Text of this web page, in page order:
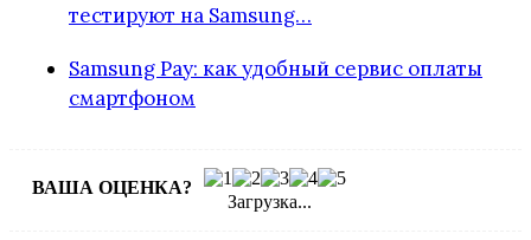
тестируют на Samsung…
Samsung Pay: как удобный сервис оплаты
смартфоном
ВАША ОЦЕНКА?
Загрузка...